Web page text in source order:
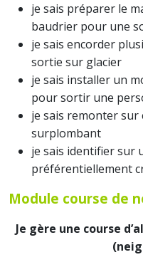
je sais préparer le
baudrier pour une
je sais encorder
sortie sur glacier
je sais installer un
pour sortir une
je sais remonter sur
surplombant
je sais identifier sur
préférentiellement
Module course de
Je gère une course